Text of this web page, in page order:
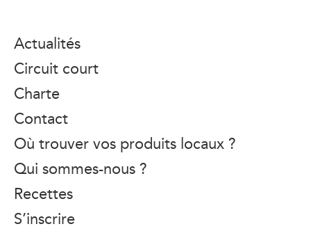
Actualités
Circuit court
Charte
Contact
Où trouver vos produits locaux ?
Qui sommes-nous ?
Recettes
S’inscrire